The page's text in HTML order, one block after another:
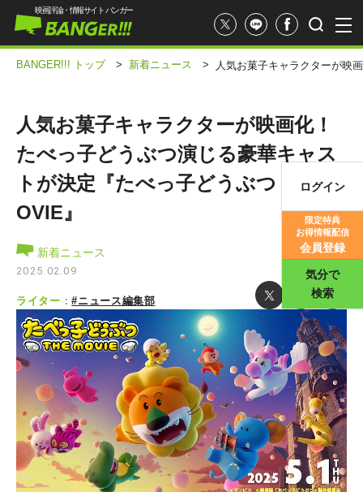
映画評論・情報サイト バンガー
ログイン
限定特典
お得情報配信
会員登録
気分で
検索
BANGER!!! トップ > 新着ニュース > 人気お菓子キャラクターが映
人気お菓子キャラクターが映画化！
たべっ子どうぶつ演じる豪華キャス
トが決定『たべっ子どうぶつ THE M
OVIE』
新着ニュース
2025.02.09
ライター：#ニュース編集部